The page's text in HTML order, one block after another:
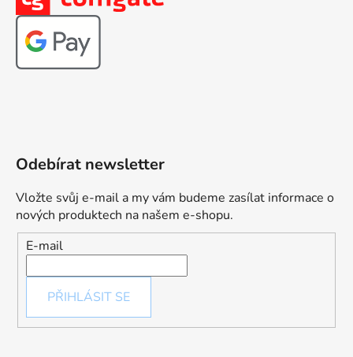
Odebírat newsletter
Vložte svůj e-mail a my vám budeme zasílat informace o
nových produktech na našem e-shopu.
E-mail
PŘIHLÁSIT SE